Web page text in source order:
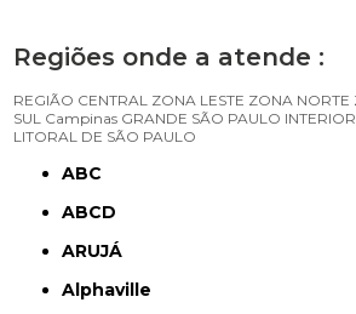
Regiões onde a atende :
REGIÃO CENTRAL ZONA LESTE ZONA NORTE
SUL Campinas GRANDE SÃO PAULO INTERIOR
LITORAL DE SÃO PAULO
ABC
ABCD
ARUJÁ
Alphaville